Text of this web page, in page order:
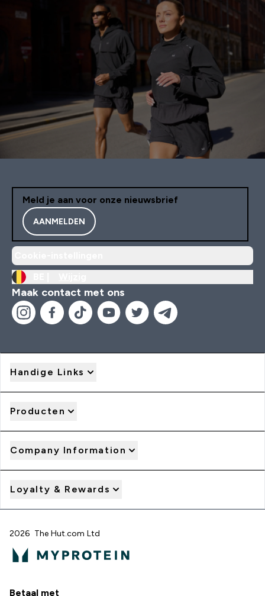
Meld je aan voor onze nieuwsbrief
AANMELDEN
Maak contact met ons
Handige Links
Producten
Company Information
Loyalty & Rewards
2026 The Hut.com Ltd
Betaal met